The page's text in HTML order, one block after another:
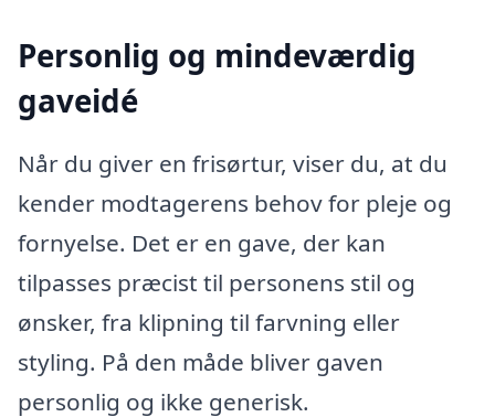
Personlig og mindeværdig
gaveidé
Når du giver en frisørtur, viser du, at du
kender modtagerens behov for pleje og
fornyelse. Det er en gave, der kan
tilpasses præcist til personens stil og
ønsker, fra klipning til farvning eller
styling. På den måde bliver gaven
personlig og ikke generisk.